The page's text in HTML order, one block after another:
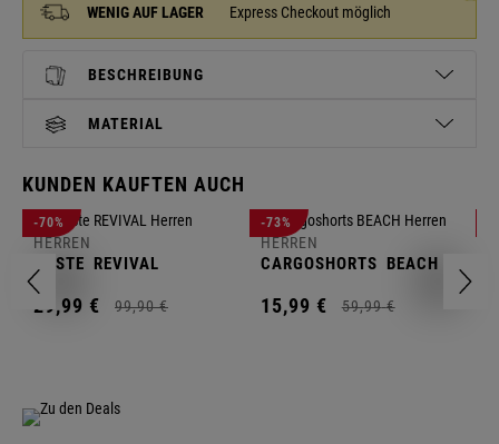
WENIG AUF LAGER Express Checkout möglich
BESCHREIBUNG
MATERIAL
KUNDEN KAUFTEN AUCH
-70%
HERREN
WESTE REVIVAL
29,99 € 99,90 €
-73%
HERREN
CARGOSHORTS BEACH
15,99 € 59,99 €